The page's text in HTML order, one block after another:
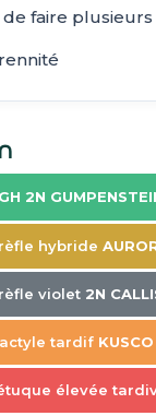
de faire
2N
hybride
violet 2N
tardif KUSCO
élevée